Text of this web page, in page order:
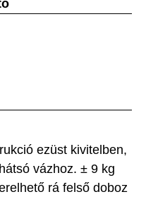
ezüst kivitelben,
vázhoz. ± 9 kg
rá felső doboz